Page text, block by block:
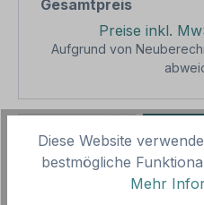
Gesamtpreis
Preise inkl.
Aufgrund von
1
Produktnummer:
Diese Website
bestmögliche
Mehr